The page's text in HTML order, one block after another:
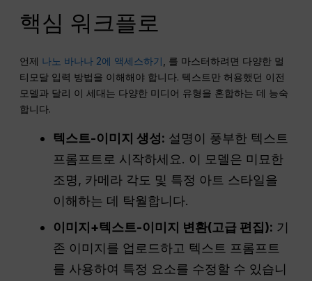
핵심 워크플로
언제 나노 바나나 2에 액세스하기
, 를 마스터하려면 다양한 멀
티모달 입력 방법을 이해해야 합니다. 텍스트만 허용했던 이전
모델과 달리 이 세대는 다양한 미디어 유형을 혼합하는 데 능숙
합니다.
텍스트-이미지 생성: 설명이 풍부한 텍스트
프롬프트로 시작하세요. 이 모델은 미묘한
조명, 카메라 각도 및 특정 아트 스타일을
이해하는 데 탁월합니다.
이미지+텍스트-이미지 변환(고급 편집): 기
존 이미지를 업로드하고 텍스트 프롬프트
를 사용하여 특정 요소를 수정할 수 있습니